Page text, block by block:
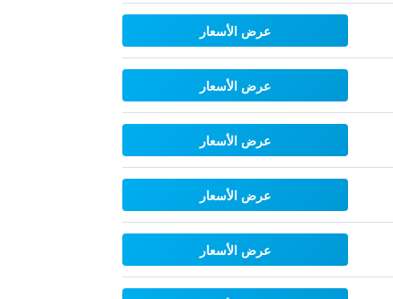
عرض الأسعار
عرض الأسعار
عرض الأسعار
عرض الأسعار
عرض الأسعار